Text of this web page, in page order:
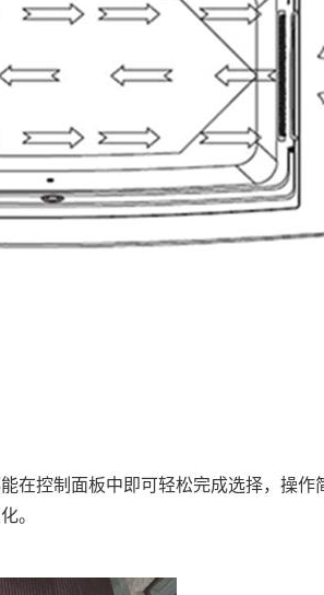
控制面板中即可轻松完成选择，操作
。